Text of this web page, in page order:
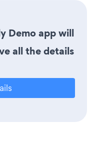
Demo app will
all the details